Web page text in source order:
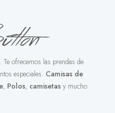
. Te ofrecemos las prendas de
especiales. Camisas de
, Polos, camisetas y mucho